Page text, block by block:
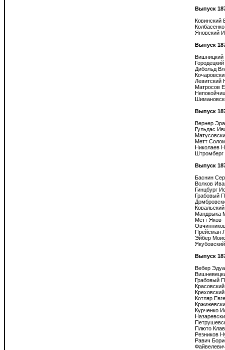
Выпуск
Ковинский
Яновский
Выпуск
Вишницкий
Дибольд
Левитский
Матросов
Выпуск
Вернер
Гульдас
Метт
Николаев
Выпуск
Баснин
Волков
Гинцбург
Грабовый
Мандрыка
Метт Яков
Прейсман
Эйбер
Выпуск
Вебер
Грабовый
Котляр
Курченко
Плюто
Резников
Равич